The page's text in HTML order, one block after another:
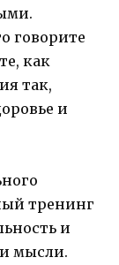
говорите
как
так,
и
тренинг
и
мысли.